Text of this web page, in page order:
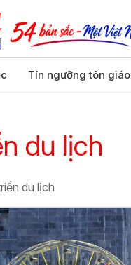
Tín ngưỡng tôn giáo
du lịch
du lịch